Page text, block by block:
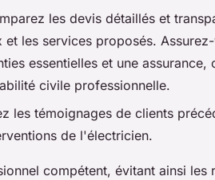
les devis détaillés et
les services proposés.
essentielles et une assurance,
civile professionnelle.
les témoignages de clients
de l'électricien.
compétent, évitant ainsi les